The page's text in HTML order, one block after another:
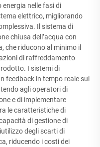
nelle fasi di
elettrico, migliorando
Il sistema di
chiusa dell’acqua con
che riducono al minimo il
di raffreddamento
I sistemi di
feedback in tempo reale sui
agli operatori di
e di implementare
le caratteristiche di
di gestione di
degli scarti di
riducendo i costi dei